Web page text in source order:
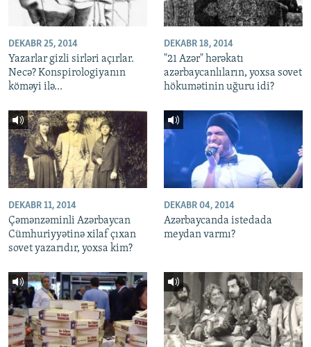
DEKABR 25, 2014
Yazarlar gizli sirləri açırlar.
Necə? Konspirologiyanın
köməyi ilə...
DEKABR 18, 2014
"21 Azər" hərəkatı
azərbaycanlıların, yoxsa sovet
hökumətinin uğuru idi?
DEKABR 11, 2014
Çəmənzəminli Azərbaycan
Cümhuriyyətinə xilaf çıxan
sovet yazarıdır, yoxsa kim?
DEKABR 04, 2014
Azərbaycanda istedada
meydan varmı?